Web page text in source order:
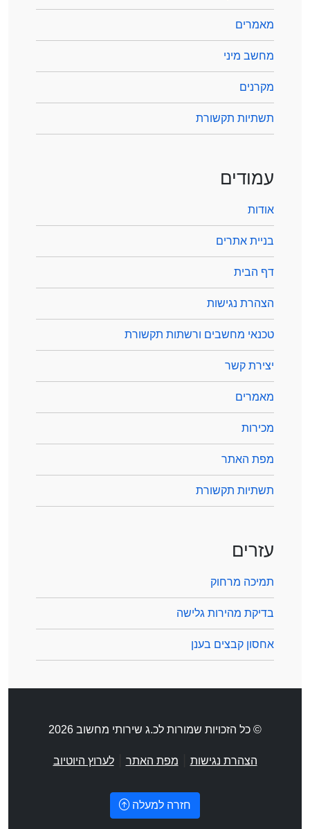
מאמרים
מחשב מיני
מקרנים
תשתיות תקשורת
עמודים
אודות
בניית אתרים
דף הבית
הצהרת נגישות
טכנאי מחשבים ורשתות תקשורת
יצירת קשר
מאמרים
מכירות
מפת האתר
תשתיות תקשורת
עזרים
תמיכה מרחוק
בדיקת מהירות גלישה
אחסון קבצים בענן
© כל הזכויות שמורות לכ.ג שירותי מחשוב 2026
הצהרת נגישות מפת האתר |לערוץ היוטיוב
חזרה למעלה